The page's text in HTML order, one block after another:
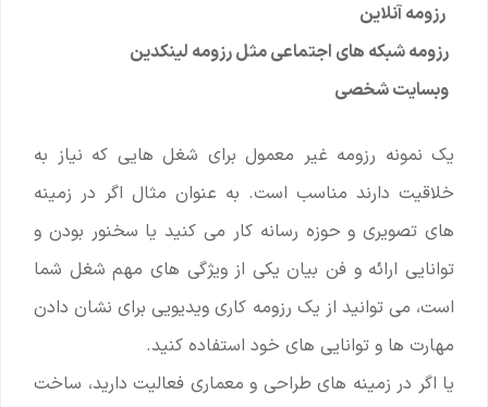
رزومه آنلاین
رزومه شبکه های اجتماعی مثل رزومه لینکدین
وبسایت شخصی
یک نمونه رزومه غیر معمول برای شغل هایی که نیاز به
خلاقیت دارند مناسب است. به عنوان مثال اگر در زمینه
های تصویری و حوزه رسانه کار می کنید یا سخنور بودن و
توانایی ارائه و فن بیان یکی از ویژگی های مهم شغل شما
است، می توانید از یک رزومه کاری ویدیویی برای نشان دادن
مهارت ها و توانایی های خود استفاده کنید.
یا اگر در زمینه های طراحی و معماری فعالیت دارید، ساخت